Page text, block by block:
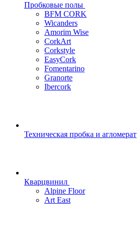
Пробковые полы
BFM CORK
Wicanders
Amorim Wise
CorkArt
Corkstyle
EasyCork
Fomentarino
Granorte
Ibercork
Техническая пробка и агломерат
Кварцвинил
Alpine Floor
Art East